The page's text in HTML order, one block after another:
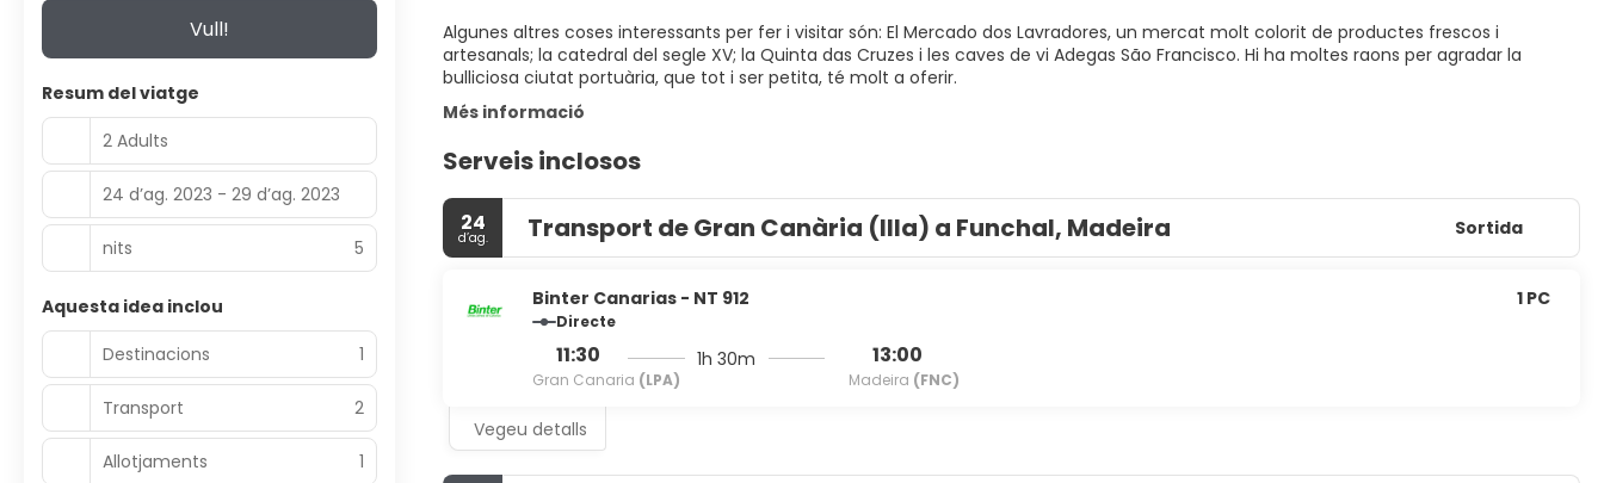
Algunes altres coses interessants per fer i visitar són: El Mercado dos Lavradores, un mercat molt colorit de productes frescos i
artesanals; la catedral del segle XV; la Quinta das Cruzes i les caves de vi Adegas São Francisco. Hi ha moltes raons per agradar la
bulliciosa ciutat portuària, que tot i ser petita, té molt a oferir.
Més informació
Serveis inclosos
24
d’ag. Transport de Gran Canària (Illa) a Funchal, Madeira Sortida
Binter Canarias - NT 912
Directe
11:30
Gran Canaria (LPA)
1h 30m 13:00
Madeira (FNC)
1 PC
Vegeu detalls
Vull!
Resum del viatge
2 Adults
24 d’ag. 2023 - 29 d’ag. 2023
nits 5
Aquesta idea inclou
Destinacions
1
Transport 2
Allotjaments 1